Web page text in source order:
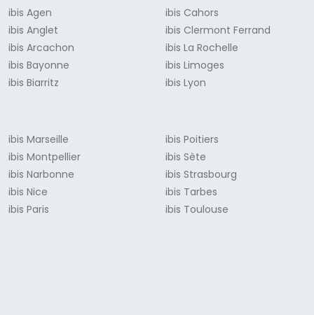
ibis Agen
ibis Anglet
ibis Arcachon
ibis Bayonne
ibis Biarritz
ibis Cahors
ibis Clermont Ferrand
ibis La Rochelle
ibis Limoges
ibis Lyon
ibis Marseille
ibis Montpellier
ibis Narbonne
ibis Nice
ibis Paris
ibis Poitiers
ibis Sète
ibis Strasbourg
ibis Tarbes
ibis Toulouse